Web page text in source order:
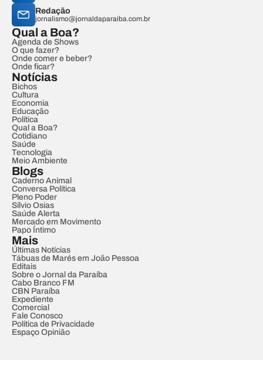
Redação
jornalismo@jornaldaparaiba.com.br
Qual a Boa?
Agenda de Shows
O que fazer?
Onde comer e beber?
Onde ficar?
Notícias
Bichos
Cultura
Economia
Educação
Política
Qual a Boa?
Cotidiano
Saúde
Tecnologia
Meio Ambiente
Blogs
Caderno Animal
Conversa Política
Pleno Poder
Sílvio Osias
Saúde Alerta
Mercado em Movimento
Papo Íntimo
Mais
Últimas Notícias
Tábuas de Marés em João Pessoa
Editais
Sobre o Jornal da Paraíba
Cabo Branco FM
CBN Paraíba
Expediente
Comercial
Fale Conosco
Política de Privacidade
Espaço Opinião